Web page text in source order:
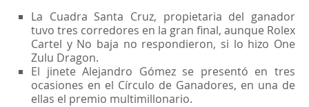
La Cuadra Santa Cruz, propietaria del ganador
tuvo tres corredores en la gran final, aunque Rolex
Cartel y No baja no respondieron, si lo hizo One
Zulu Dragon.
El jinete Alejandro Gómez se presentó en tres
ocasiones en el Círculo de Ganadores, en una de
ellas el premio multimillonario.